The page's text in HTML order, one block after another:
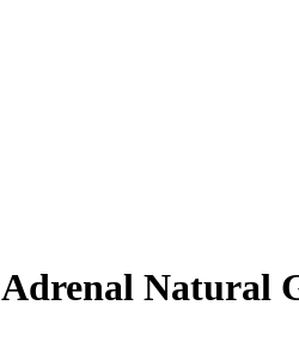
Adrenal Natural